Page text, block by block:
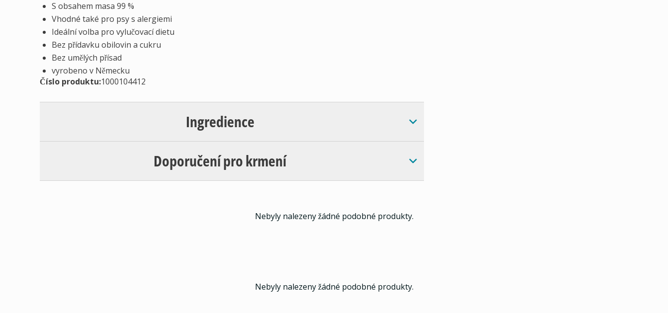
S obsahem masa 99 %
Vhodné také pro psy s alergiemi
Ideální volba pro vylučovací dietu
Bez přídavku obilovin a cukru
Bez umělých přísad
vyrobeno v Německu
Číslo produktu:1000104412
Ingredience
Doporučení pro krmení
Nebyly nalezeny žádné podobné produkty.
Nebyly nalezeny žádné podobné produkty.